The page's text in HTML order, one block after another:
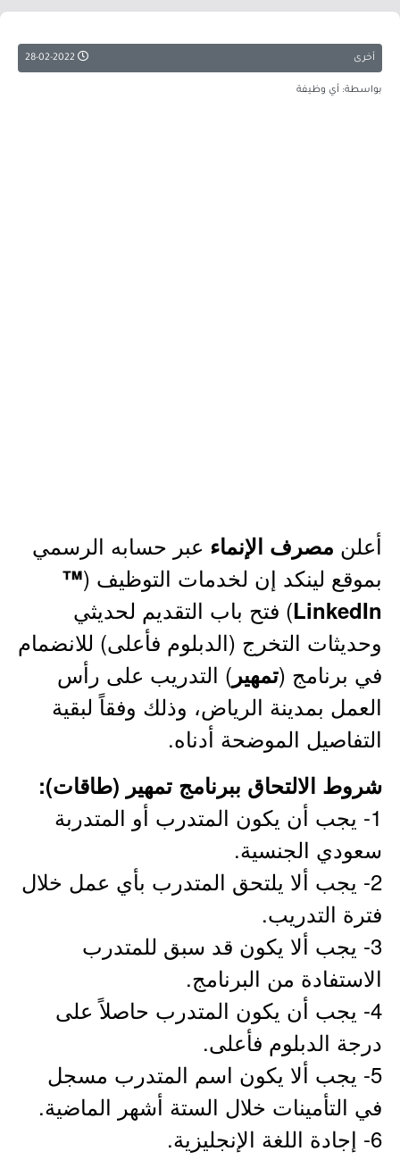
أخرى
بواسطة: أي وظيفة
أعلن مصرف الإنماء عبر حسابه الرسمي
بموقع لينكد إن لخدمات التوظيف (™
LinkedIn) فتح باب التقديم لحديثي
وحديثات التخرج (الدبلوم فأعلى) للانضمام
في برنامج (تمهير ) التدريب على رأس
العمل بمدينة الرياض، وذلك وفقاً لبقية
التفاصيل الموضحة أدناه.
شروط الالتحاق ببرنامج تمهير (طاقات):
1- يجب أن يكون المتدرب أو المتدربة
سعودي الجنسية.
2- يجب ألا يلتحق المتدرب بأي عمل خلال
فترة التدريب.
3- يجب ألا يكون قد سبق للمتدرب
الاستفادة من البرنامج.
4- يجب أن يكون المتدرب حاصلاً على
درجة الدبلوم فأعلى.
5- يجب ألا يكون اسم المتدرب مسجل
في التأمينات خلال الستة أشهر الماضية.
6- إجادة اللغة الإنجليزية.